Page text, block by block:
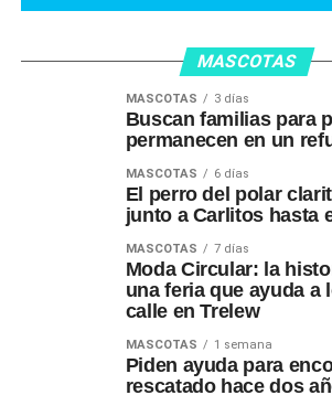
MASCOTAS
MASCOTAS 3 días
Buscan familias para
permanecen en un
MASCOTAS 6 días
El perro del polar
junto a Carlitos hasta
MASCOTAS 7 días
Moda Circular: la
una feria que ayuda a
calle en Trelew
MASCOTAS 1 semana
Piden ayuda para
rescatado hace dos